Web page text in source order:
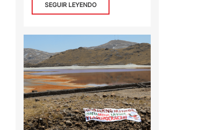
SEGUIR LEYENDO